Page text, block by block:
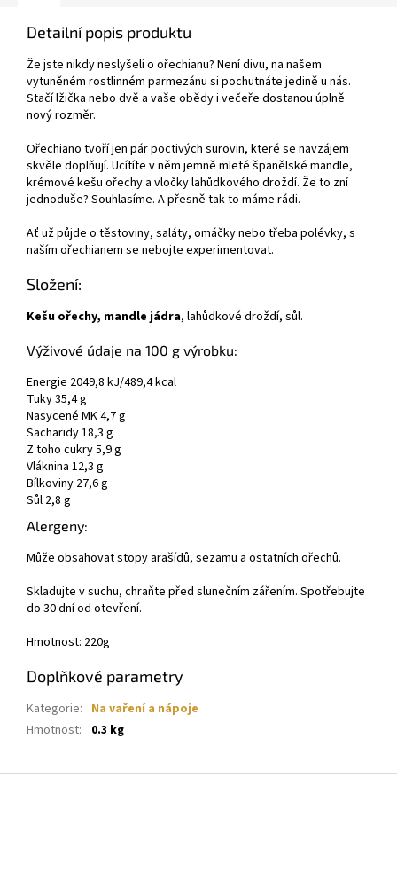
Detailní popis produktu
Že jste nikdy neslyšeli o ořechianu? Není divu, na našem
vytuněném rostlinném parmezánu si pochutnáte jedině u nás.
Stačí lžička nebo dvě a vaše obědy i večeře dostanou úplně
nový rozměr.
Ořechiano tvoří jen pár poctivých surovin, které se navzájem
skvěle doplňují. Ucítíte v něm jemně mleté španělské mandle,
krémové kešu ořechy a vločky lahůdkového droždí. Že to zní
jednoduše? Souhlasíme. A přesně tak to máme rádi.
Ať už půjde o těstoviny, saláty, omáčky nebo třeba polévky, s
naším ořechianem se nebojte experimentovat.
Složení:
Kešu ořechy, mandle jádra, lahůdkové droždí, sůl.
Výživové údaje na 100 g výrobku:
Energie 2049,8 kJ/489,4 kcal
Tuky 35,4 g
Nasycené MK 4,7 g
Sacharidy 18,3 g
Z toho cukry 5,9 g
Vláknina 12,3 g
Bílkoviny 27,6 g
Sůl 2,8 g
Alergeny:
Může obsahovat stopy arašídů, sezamu a ostatních ořechů.
Skladujte v suchu, chraňte před slunečním zářením. Spotřebujte
do 30 dní od otevření.
Hmotnost: 220g
Doplňkové parametry
Kategorie: Na vaření a nápoje
Hmotnost: 0.3 kg